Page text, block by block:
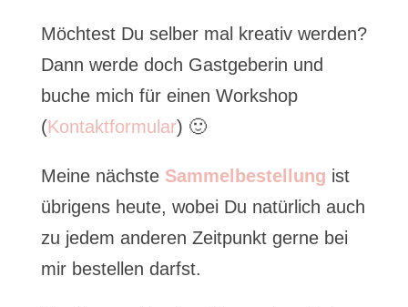
Möchtest Du selber mal kreativ werden?
Dann werde doch Gastgeberin und
buche mich für einen Workshop
(Kontaktformular) 🙂
Meine nächste Sammelbestellung ist
übrigens heute, wobei Du natürlich auch
zu jedem anderen Zeitpunkt gerne bei
mir bestellen darfst.